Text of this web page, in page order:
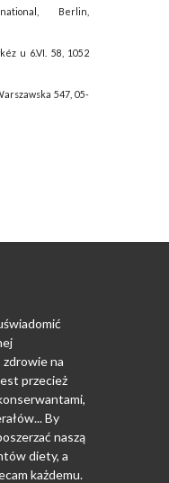
Berlin,
u 6.VI. 58, 1052
547, 05-
na
przecież
By
naszą
diety, a
każdemu.